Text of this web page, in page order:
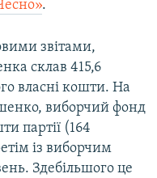
.
звітами,
склав 415,6
власні кошти. На
виборчий фонд
партії (164
із виборчим
Здебільшого це